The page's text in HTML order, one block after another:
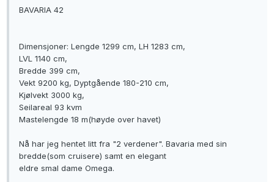
BAVARIA 42
Dimensjoner: Lengde 1299 cm, LH 1283 cm,
LVL 1140 cm,
Bredde 399 cm,
Vekt 9200 kg, Dyptgående 180-210 cm,
Kjølvekt 3000 kg,
Seilareal 93 kvm
Mastelengde 18 m(høyde over havet)
Nå har jeg hentet litt fra "2 verdener". Bavaria med sin
bredde(som cruisere) samt en elegant
eldre smal dame Omega.